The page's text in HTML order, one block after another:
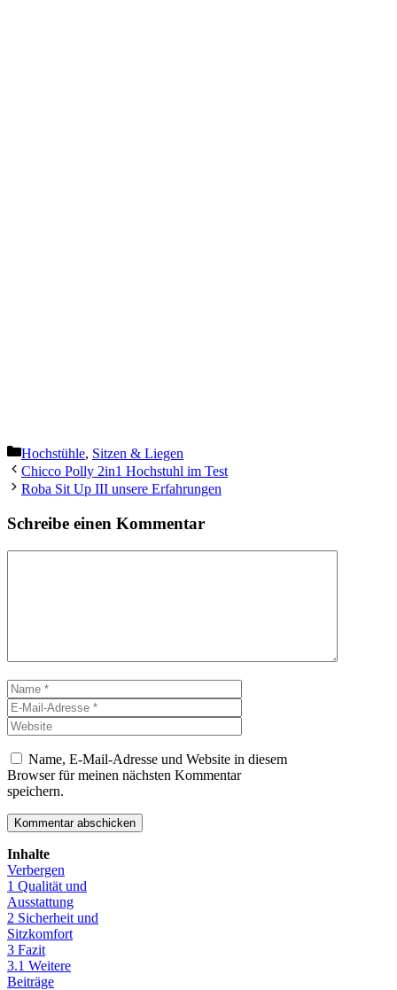
Kategorien
Hochstühle, Sitzen & Liegen
Chicco Polly 2in1 Hochstuhl im Test
Roba Sit Up III unsere Erfahrungen
Schreibe einen Kommentar
Name
Mail-
Adresse
Name, E-Mail-Adresse und Website in diesem
Browser für meinen nächsten Kommentar
speichern.
Inhalte
Verbergen
1 Qualität und
Ausstattung
2 Sicherheit und
Sitzkomfort
3 Fazit
3.1 Weitere
Beiträge